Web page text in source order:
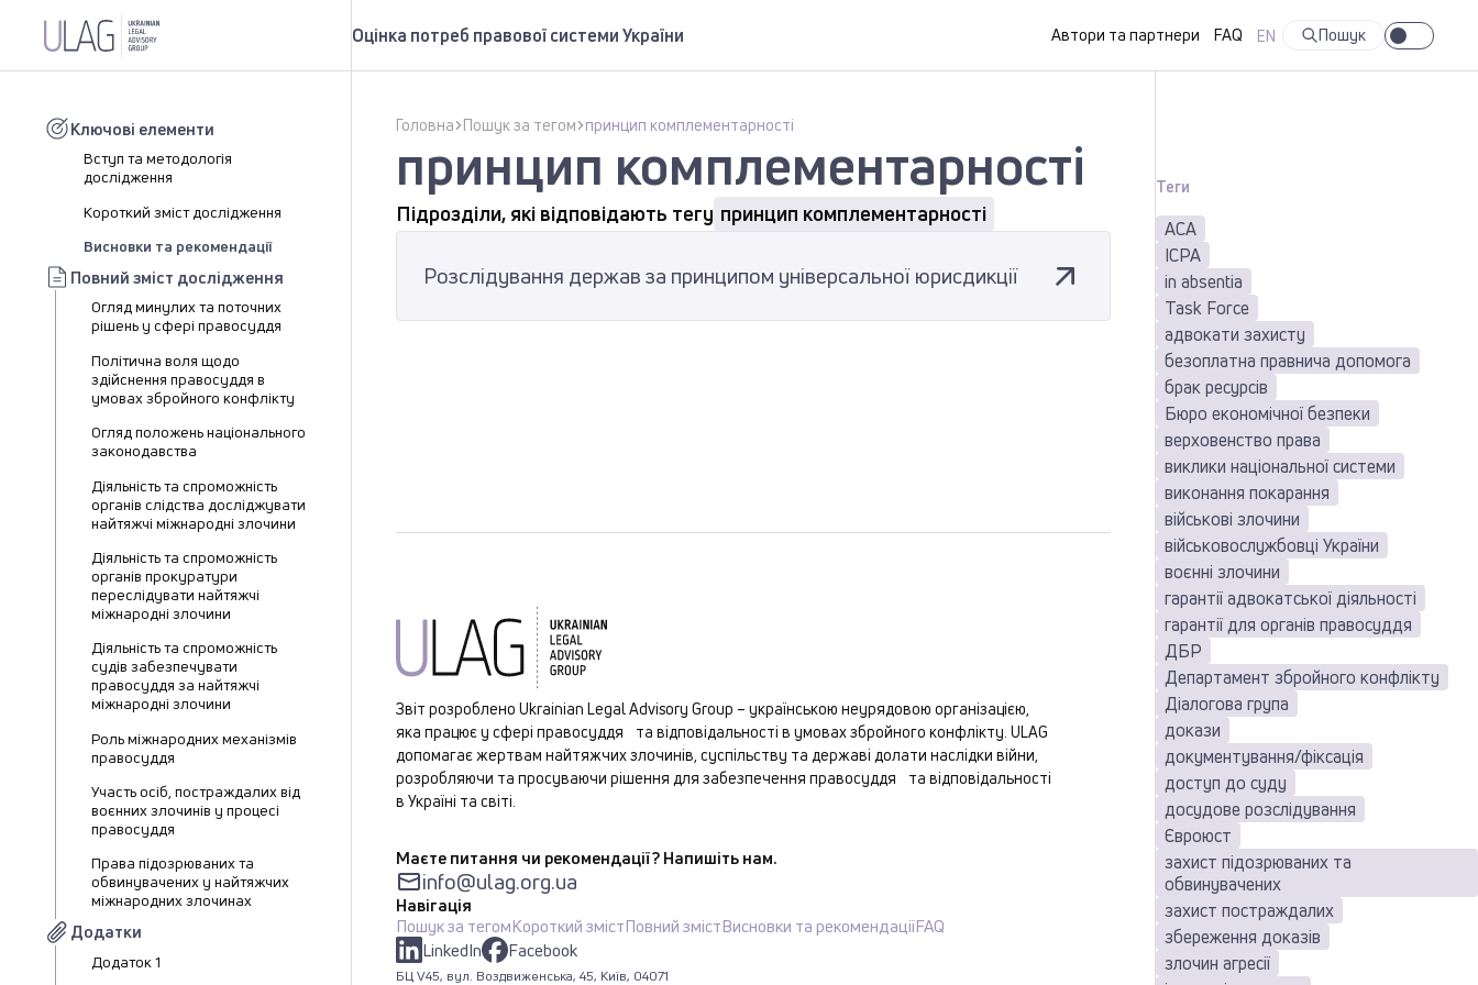
Оцінка потреб правової системи України Автори та партнери FAQ EN Пошук
Ключові елементи
Вступ та методологія
дослідження
Короткий зміст дослідження
Висновки та рекомендації
Повний зміст дослідження
Огляд минулих та поточних
рішень у сфері правосуддя
Політична воля щодо
здійснення правосуддя в
умовах збройного конфлікту
Огляд положень національного
законодавства
Діяльність та спроможність
органів слідства досліджувати
найтяжчі міжнародні злочини
Діяльність та спроможність
органів прокуратури
переслідувати найтяжчі
міжнародні злочини
Діяльність та спроможність
судів забезпечувати
правосуддя за найтяжчі
міжнародні злочини
Роль міжнародних механізмів
правосуддя
Участь осіб, постраждалих від
воєнних злочинів у процесі
правосуддя
Права підозрюваних та
обвинувачених у найтяжчих
міжнародних злочинах
Додатки
Додаток 1
Головна Пошук за тегом принцип комплементарності
принцип комплементарності
Підрозділи, які відповідають тегу принцип комплементарності
Розслідування держав за принципом універсальної юрисдикції
Звіт розроблено Ukrainian Legal Advisory Group – українською неурядовою організацією,
яка працює у сфері правосуддя та відповідальності в умовах збройного конфлікту. ULAG
допомагає жертвам найтяжчих злочинів, суспільству та державі долати наслідки війни,
розробляючи та просуваючи рішення для забезпечення правосуддя та відповідальності
в Україні та світі.
Маєте питання чи рекомендації? Напишіть нам.
info@ulag.org.ua
Навігація
Пошук за тегомКороткий змістПовний змістВисновки та рекомендаціїFAQ
LinkedIn
Facebook
БЦ V45, вул. Воздвиженська, 45, Київ, 04071
Теги
ACA
ICPA
in absentia
Task Force
адвокати захисту
безоплатна правнича допомога
брак ресурсів
Бюро економічної безпеки
верховенство права
виклики національної системи
виконання покарання
військові злочини
військовослужбовці України
воєнні злочини
гарантії адвокатської діяльності
гарантії для органів правосуддя
ДБР
Департамент збройного конфлікту
Діалогова група
докази
документування/фіксація
доступ до суду
досудове розслідування
Євроюст
захист підозрюваних та
обвинувачених
захист постраждалих
збереження доказів
злочин агресії